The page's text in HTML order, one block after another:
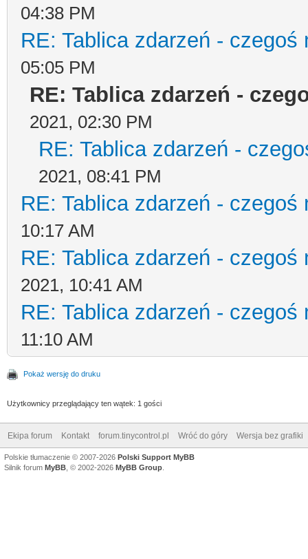
04:38 PM
RE: Tablica zdarzeń - czegoś
05:05 PM
RE: Tablica zdarzeń -
2021, 02:30 PM
RE: Tablica zdarzeń -
2021, 08:41 PM
RE: Tablica zdarzeń - czegoś
10:17 AM
RE: Tablica zdarzeń - czegoś
2021, 10:41 AM
RE: Tablica zdarzeń - czegoś
11:10 AM
Pokaż wersję do druku
Użytkownicy przeglądający ten wątek: 1 gości
Ekipa forum Kontakt forum.tinycontrol.pl Wróć do góry Wersja bez grafiki
Polskie tłumaczenie © 2007-2026 Polski Support MyBB
Silnik forum MyBB , © 2002-2026 MyBB Group